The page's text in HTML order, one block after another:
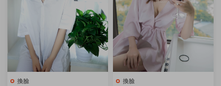
換臉 換臉